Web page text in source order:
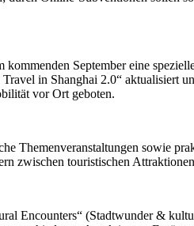
September eine
in Shanghai 2.0“ aktualisiert
vor Ort geboten.
Themenveranstaltungen sowie
zwischen touristischen
Encounters“ (Stadtwunder &